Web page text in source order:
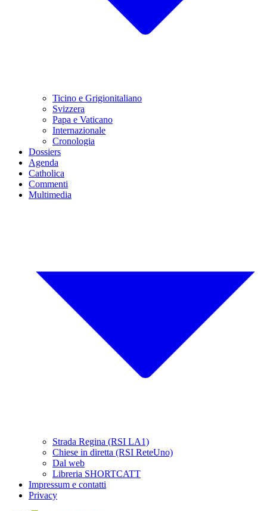
Ticino e Grigionitaliano
Svizzera
Papa e Vaticano
Internazionale
Cronologia
Dossiers
Agenda
Catholica
Commenti
Multimedia
Strada Regina (RSI LA1)
Chiese in diretta (RSI ReteUno)
Dal web
Libreria SHORTCATT
Impressum e contatti
Privacy